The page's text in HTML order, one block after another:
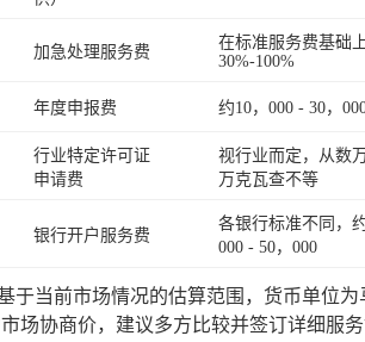
加急处理服务费
在标准服务费基础
30%-100%
年度申报费 约10，000 - 30，
行业特定许可证
申请费
视行业而定，从数
万克瓦查不等
银行开户服务费
各银行标准不同，约
000 - 50，000
当前市场情况的估算范围，货币单位为
场协商价，建议多方比较并签订详细服务